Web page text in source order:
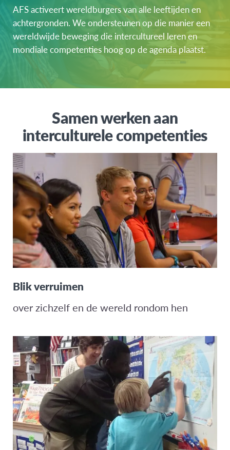
AFS activeert wereldburgers van alle leeftijden en
achtergronden. We ondersteunen op die manier een
wereldwijde beweging die intercultureel leren en
mondiale competenties hoog op de agenda plaatst.
Samen werken aan
interculturele competenties
Blik verruimen
over zichzelf en de wereld rondom hen